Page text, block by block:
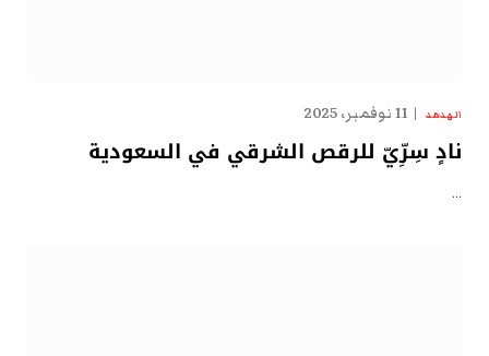
الهدهد 11 نوفمبر، 2025
نادٍ سِرِّيّ للرقص الشرقي في السعودية
…